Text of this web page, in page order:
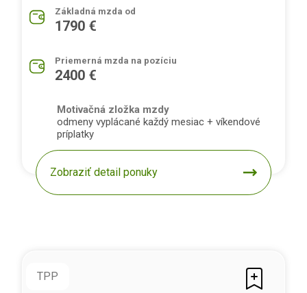
Základná mzda od
1790 €
Priemerná mzda na pozíciu
2400 €
Motivačná zložka mzdy
odmeny vyplácané každý mesiac + víkendové
príplatky
Zobraziť detail ponuky
TPP